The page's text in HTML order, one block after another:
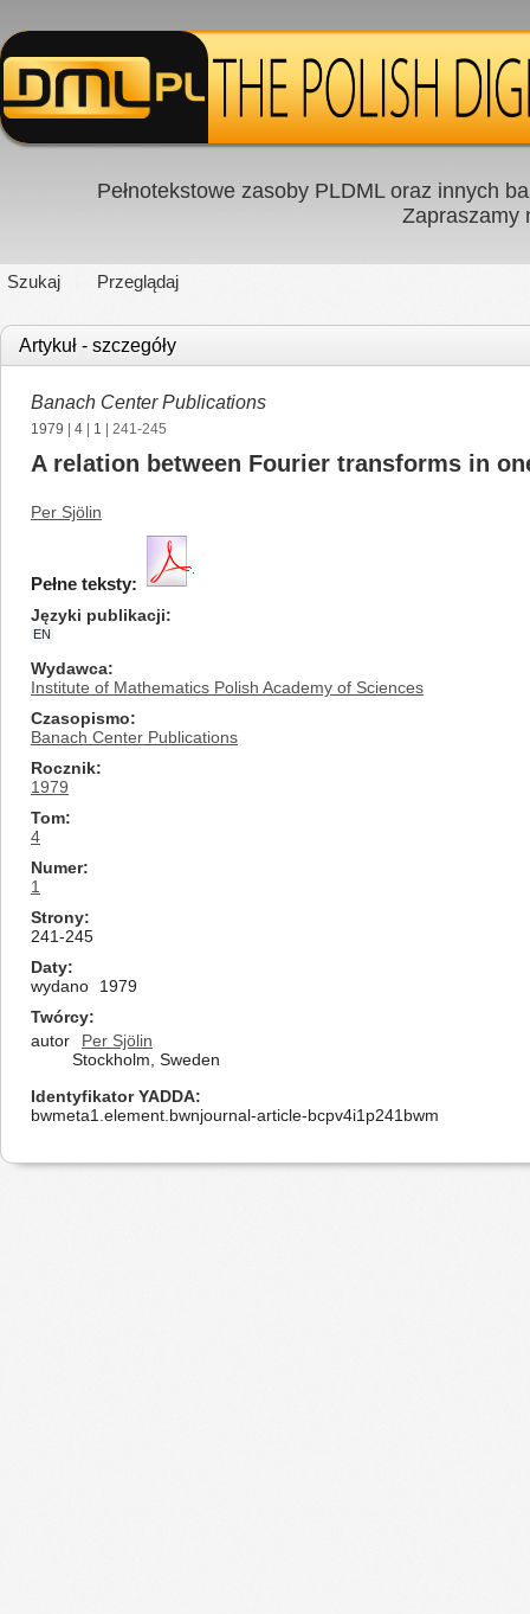
Pełnotekstowe zasoby PLDML oraz innych
Zapraszamy
Szukaj Przeglądaj
Artykuł - szczegóły
Banach Center Publications
1979 4 1 | 241-245
A relation between Fourier transforms in
Per Sjölin
Pełne teksty:
Języki publikacji
EN
Wydawca
Institute of Mathematics Polish Academy of Sciences
Czasopismo
Banach Center Publications
Rocznik
1979
Tom
4
Numer
1
Strony
241-245
Daty
wydano
1979
Twórcy
autor
Per Sjölin
Stockholm, Sweden
Identyfikator YADDA
bwmeta1.element.bwnjournal-article-bcpv4i1p241bwm